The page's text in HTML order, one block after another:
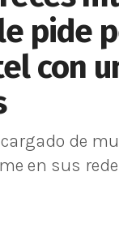
pide
con
de
en sus